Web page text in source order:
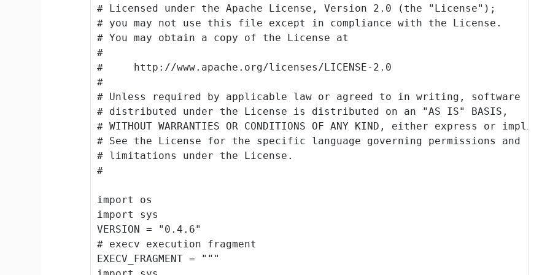
# Licensed under the Apache License, Version 2.0 (the "License");
# you may not use this file except in compliance with the License.
# You may obtain a copy of the License at
#
#     http://www.apache.org/licenses/LICENSE-2.0
#
# Unless required by applicable law or agreed to in writing, software
# distributed under the License is distributed on an "AS IS" BASIS,
# WITHOUT WARRANTIES OR CONDITIONS OF ANY KIND, either express or
# See the License for the specific language governing permissions and
# limitations under the License.
#
import
import
sys
VERSION =
"0.4.6"
# execv execution fragment
EXECV_FRAGMENT =
"""